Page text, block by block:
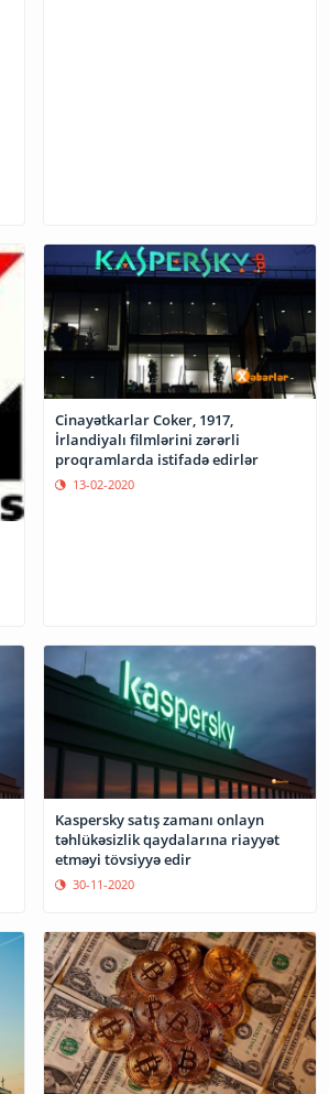
Cinayətkarlar Coker, 1917,
İrlandiyalı filmlərini zərərli
proqramlarda istifadə edirlər
13-02-2020
Kaspersky satış zamanı onlayn
təhlükəsizlik qaydalarına riayyət
etməyi tövsiyyə edir
30-11-2020